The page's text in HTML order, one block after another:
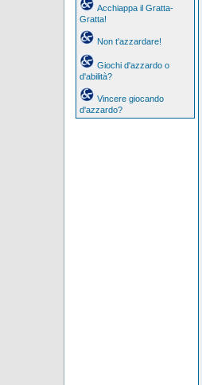
Acchiappa il Gratta-
Gratta!
Non t'azzardare!
Giochi d'azzardo o
d'abilità?
Vincere giocando
d'azzardo?